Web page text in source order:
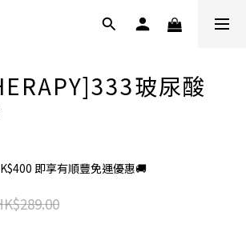
玻尿酸
即享有順豐免運優惠🚚